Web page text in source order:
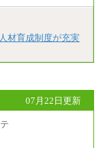
中も給与に変更
人材育成制度が充実
07月22日更新